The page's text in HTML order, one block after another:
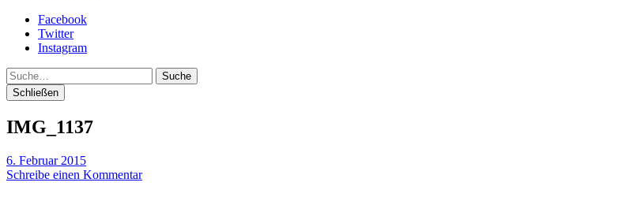
Facebook
Twitter
Instagram
Suche
Schließen
IMG_1137
6. Februar 2015
Schreibe einen Kommentar